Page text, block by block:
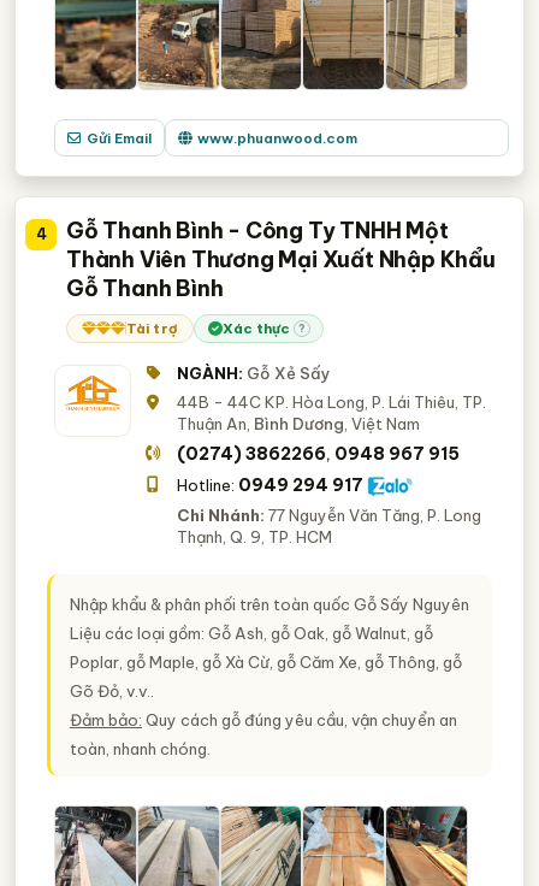
Gửi Email www.phuanwood.com
4
Gỗ Thanh Bình - Công Ty TNHH Một
Thành Viên Thương Mại Xuất Nhập Khẩu
Gỗ Thanh Bình
Tài trợ Xác thực ?
NGÀNH: Gỗ Xẻ Sấy
44B - 44C KP. Hòa Long, P. Lái Thiêu, TP.
Thuận An, Bình Dương , Việt Nam
(0274) 3862266, 0948 967 915
Hotline: 0949 294 917
Chi Nhánh: 77 Nguyễn Văn Tăng, P. Long
Thạnh, Q. 9, TP. HCM
Nhập khẩu & phân phối trên toàn quốc Gỗ Sấy Nguyên
Liệu các loại gồm: Gỗ Ash, gỗ Oak, gỗ Walnut, gỗ
Poplar, gỗ Maple, gỗ Xà Cừ, gỗ Căm Xe, gỗ Thông, gỗ
Gõ Đỏ, v.v..
Đảm bảo: Quy cách gỗ đúng yêu cầu, vận chuyển an
toàn, nhanh chóng.